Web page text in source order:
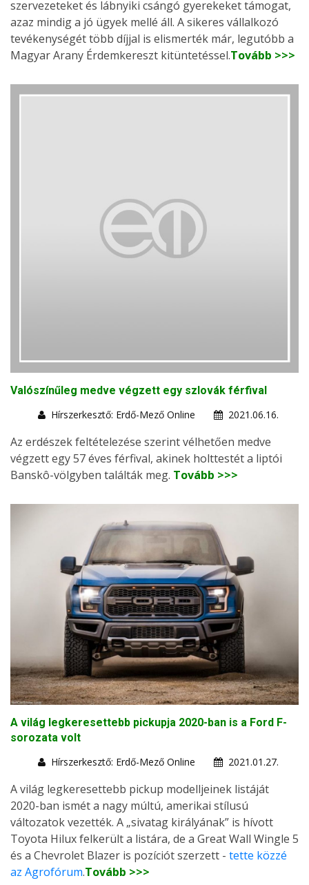
szervezeteket és lábnyiki csángó gyerekeket támogat,
azaz mindig a jó ügyek mellé áll. A sikeres vállalkozó
tevékenységét több díjjal is elismerték már, legutóbb a
Magyar Arany Érdemkereszt kitüntetéssel.Tovább >>>
Valószínűleg medve végzett egy szlovák férfival
Hírszerkesztő: Erdő-Mező Online
2021.06.16.
Az erdészek feltételezése szerint vélhetően medve
végzett egy 57 éves férfival, akinek holttestét a liptói
Banskô-völgyben találták meg. Tovább >>>
A világ legkeresettebb pickupja 2020-ban is a Ford F-
sorozata volt
Hírszerkesztő: Erdő-Mező Online
2021.01.27.
A világ legkeresettebb pickup modelljeinek listáját
2020-ban ismét a nagy múltú, amerikai stílusú
változatok vezették. A „sivatag királyának” is hívott
Toyota Hilux felkerült a listára, de a Great Wall Wingle 5
és a Chevrolet Blazer is pozíciót szerzett - tette közzé
az Agrofórum.Tovább >>>